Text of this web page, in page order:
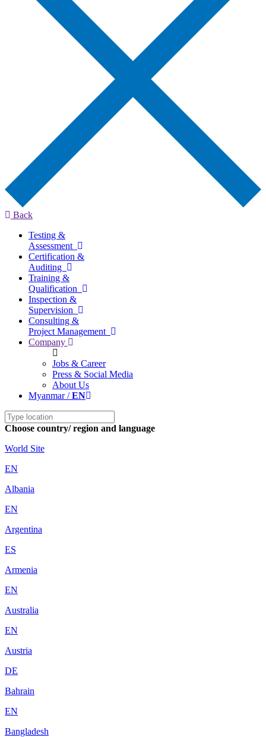
Back
Testing &
Assessment
Certification &
Auditing
Training &
Qualification
Inspection &
Supervision
Consulting &
Project Management
Company
Jobs & Career
Press & Social Media
About Us
Myanmar /EN
Choose country/ region and language
World Site
EN
Albania
EN
Argentina
ES
Armenia
EN
Australia
EN
Austria
DE
Bahrain
EN
Bangladesh